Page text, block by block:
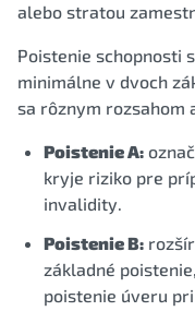
alebo stratou
Poistenie schopnosti
minimálne v dvoch
sa rôznym rozsahom
Poistenie A:
kryje riziko pre
invalidity.
Poistenie B:
základné
poistenie úveru